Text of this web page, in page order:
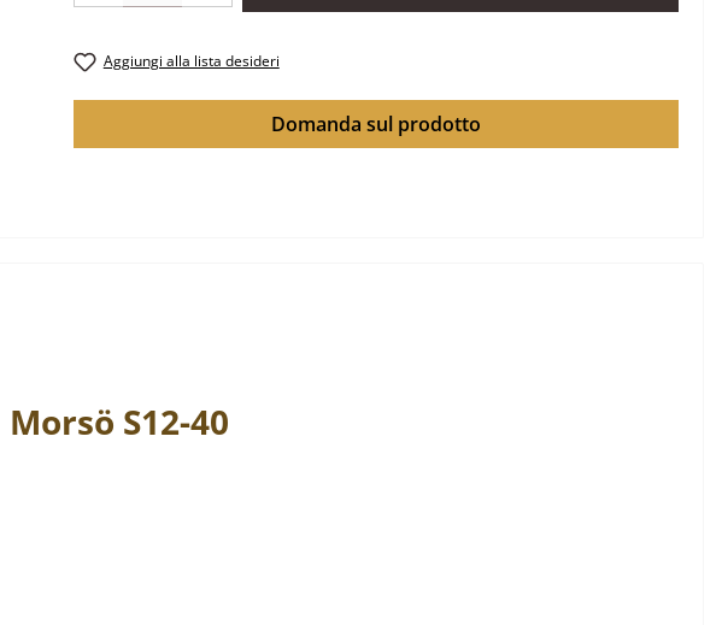
Aggiungi alla lista desideri
Domanda sul prodotto
Morsö S12-40